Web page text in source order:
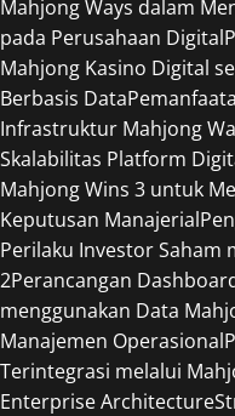
Mahjong Ways dalam
pada Perusahaan Digital
Mahjong Kasino Digital
Berbasis Data
Infrastruktur Mahjong
Skalabilitas Platform
Mahjong Wins 3 untuk
Keputusan Manajerial
Perilaku Investor Saham
2Perancangan
menggunakan Data
Manajemen Operasional
Terintegrasi melalui
Enterprise Architecture